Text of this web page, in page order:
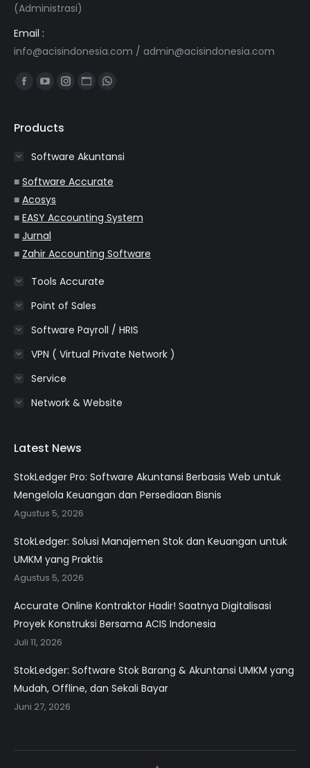
(Administrasi)
Email :
info@acisindonesia.com / admin@acisindonesia.com
Find us on:
Facebook
opens
new
window
YouTube
opens
new
window
Instagram
new
window
Website
new
window
Whatsapp
new
window
Products
Software Akuntansi
■ Software Accurate
■ Acosys
■ EASY Accounting System
■ Jurnal
■ Zahir Accounting Software
Tools Accurate
Point of Sales
Software Payroll / HRIS
VPN ( Virtual Private Network )
Service
Network & Website
Latest News
StokLedger Pro: Software Akuntansi Berbasis Web untuk
Mengelola Keuangan dan Persediaan Bisnis
Agustus 5, 2026
StokLedger: Solusi Manajemen Stok dan Keuangan untuk
UMKM yang Praktis
Agustus 5, 2026
Accurate Online Kontraktor Hadir! Saatnya Digitalisasi
Proyek Konstruksi Bersama ACIS Indonesia
Juli 11, 2026
StokLedger: Software Stok Barang & Akuntansi UMKM yang
Mudah, Offline, dan Sekali Bayar
Juni 27, 2026